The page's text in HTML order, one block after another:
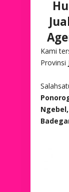
Kami
Provinsi